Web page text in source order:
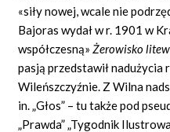
«siły nowej, wcale nie
Bajoras wydał w r. 1901 w
współczesną»Żerowisko
pasją przedstawił
Wileńszczyźnie. Z Wilna
in. „Głos” – tu także pod
„Prawda” „Tygodnik